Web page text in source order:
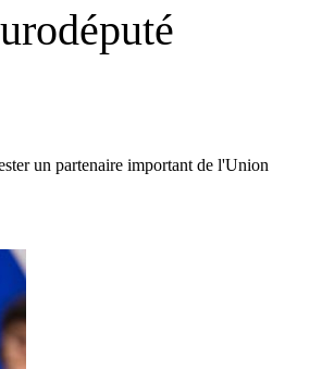
un partenaire important de l'Union